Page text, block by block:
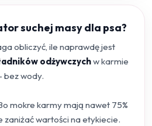
suchej masy dla psa?
obliczyć, ile naprawdę jest
odżywczychw karmie
bez wody.
mokre karmy mają nawet 75%
zaniżać wartości na etykiecie.